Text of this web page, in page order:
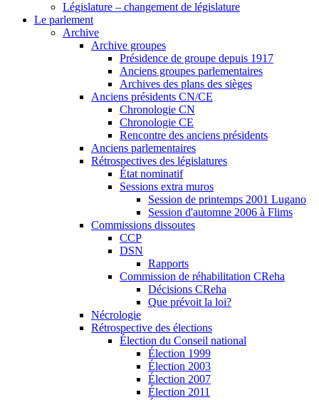
Législature – changement de législature
Le parlement
Archive
Archive groupes
Présidence de groupe depuis 1917
Anciens groupes parlementaires
Archives des plans des sièges
Anciens présidents CN/CE
Chronologie CN
Chronologie CE
Rencontre des anciens présidents
Anciens parlementaires
Rétrospectives des législatures
État nominatif
Sessions extra muros
Session de printemps 2001 Lugano
Session d'automne 2006 à Flims
Commissions dissoutes
CCP
DSN
Rapports
Commission de réhabilitation CReha
Décisions CReha
Que prévoit la loi?
Nécrologie
Rétrospective des élections
Élection du Conseil national
Élection 1999
Élection 2003
Élection 2007
Élection 2011